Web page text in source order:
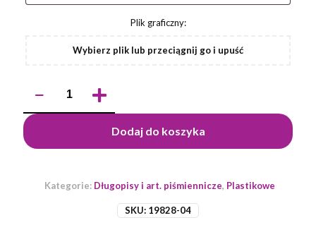
Plik graficzny:
Wybierz plik lub przeciągnij go i upuść
Długopis
ze
spinerem
SKIPPI
Dodaj do koszyka
SKU: 19828-04
Kategorie: Długopisy i art. piśmiennicze, Plastikowe